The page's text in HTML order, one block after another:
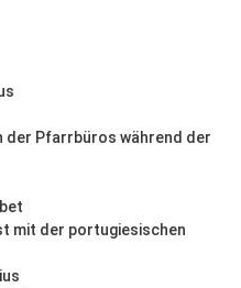
der Pfarrbüros während der
mit der portugiesischen